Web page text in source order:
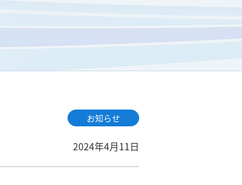
お知らせ
2024年4月11日